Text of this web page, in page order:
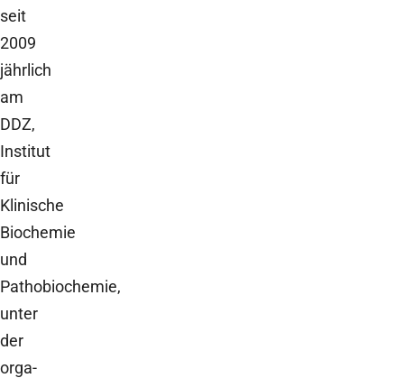
seit
2009
jährlich
am
DDZ,
Institut
für
Klinische
Biochemie
und
Pathobiochemie,
unter
der
orga-